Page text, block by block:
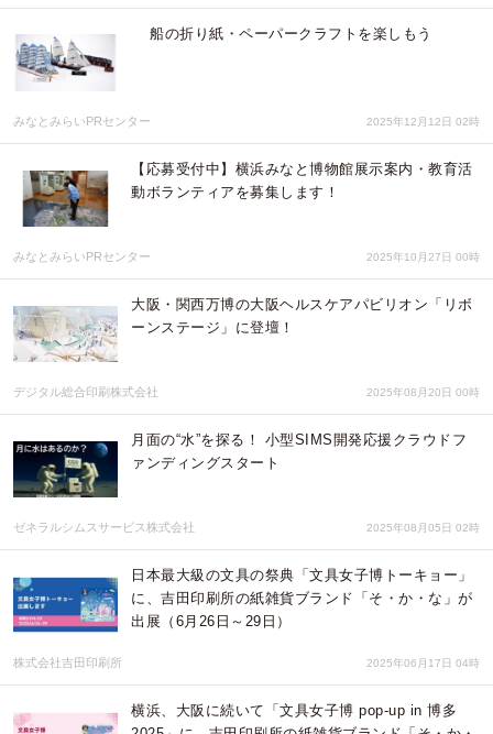
船の折り紙・ペーパークラフトを楽しもう
みなとみらいPRセンター 2025年12月12日 02時
【応募受付中】横浜みなと博物館展示案内・教育活
動ボランティアを募集します！
みなとみらいPRセンター 2025年10月27日 00時
大阪・関西万博の大阪ヘルスケアパビリオン「リボ
ーンステージ」に登壇！
デジタル総合印刷株式会社 2025年08月20日 00時
月面の“水”を探る！ 小型SIMS開発応援クラウドフ
ァンディングスタート
ゼネラルシムスサービス株式会社 2025年08月05日 02時
日本最大級の文具の祭典「文具女子博トーキョー」
に、吉田印刷所の紙雑貨ブランド「そ・か・な」が
出展（6月26日～29日）
株式会社吉田印刷所 2025年06月17日 04時
横浜、大阪に続いて「文具女子博 pop-up in 博多